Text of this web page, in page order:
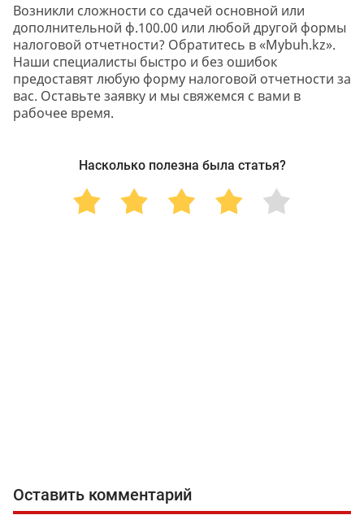
Возникли сложности со сдачей основной или
дополнительной ф.100.00 или любой другой формы
налоговой отчетности? Обратитесь в «Mybuh.kz».
Наши специалисты быстро и без ошибок
предоставят любую форму налоговой отчетности за
вас. Оставьте заявку и мы свяжемся с вами в
рабочее время.
Насколько полезна была статья?
Оставить комментарий